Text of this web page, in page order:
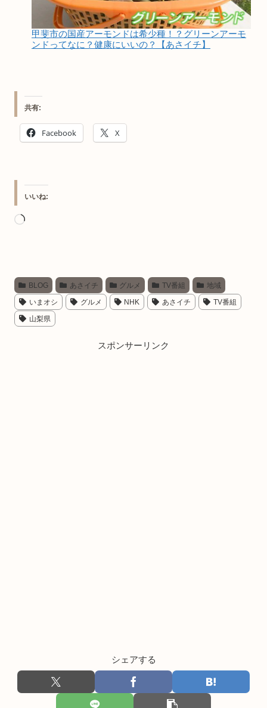
甲斐市の国産アーモンドは希少種！？グリーンアーモ
ンドってなに？健康にいいの？【あさイチ】
共有:
Facebook X
いいね:
読
中…
BLOG あさイチ グルメ TV番組 地域
いまオシ グルメ NHK あさイチ
TV番組
山梨県
スポンサーリンク
シェアする